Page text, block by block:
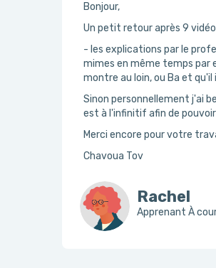
Bonjour,
Un petit retour après 9
- les explications par le
mimes en même temps par
montre au loin, ou Ba et qu'il
Sinon personnellement j'ai
est à l'infinitif afin de
Merci encore pour votre
Chavoua Tov
Rachel
Apprenant À